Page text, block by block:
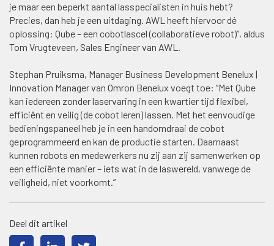
je maar een beperkt aantal lasspecialisten in huis hebt?
Precies, dan heb je een uitdaging. AWL heeft hiervoor dé
oplossing: Qube – een cobotlascel (collaboratieve robot)”, aldus
Tom Vrugteveen, Sales Engineer van AWL.
Stephan Pruiksma, Manager Business Development Benelux |
Innovation Manager van Omron Benelux voegt toe: “Met Qube
kan iedereen zonder laservaring in een kwartier tijd flexibel,
efficiënt en veilig (de cobot leren) lassen. Met het eenvoudige
bedieningspaneel heb je in een handomdraai de cobot
geprogrammeerd en kan de productie starten. Daarnaast
kunnen robots en medewerkers nu zij aan zij samenwerken op
een efficiënte manier – iets wat in de laswereld, vanwege de
veiligheid, niet voorkomt.”
Deel dit artikel